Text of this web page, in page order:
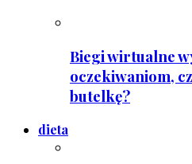
Biegi wirtualne
oczekiwaniom,
butelkę?
dieta